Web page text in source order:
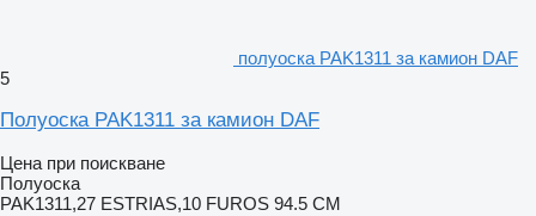
полуоска PAK1311 за камион DAF
5
Полуоска PAK1311 за камион DAF
Цена при поискване
Полуоска
PAK1311,27 ESTRIAS,10 FUROS 94.5 CM